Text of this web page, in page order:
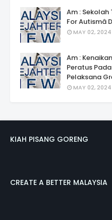
Am : Sekolah
For
MAY 02, 2024
Am :
Peratus
Pelaksana
MAY 02, 2024
KIAH PISANG GORENG
CREATE A BETTER MALAYSIA